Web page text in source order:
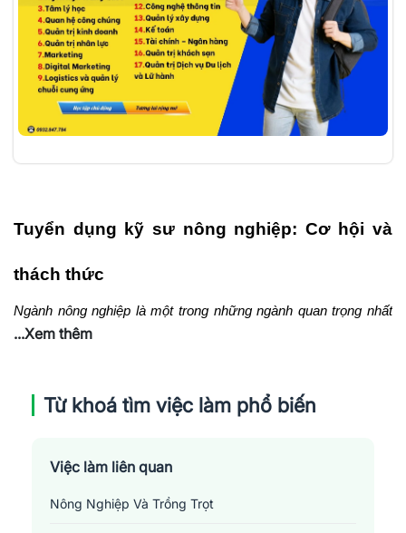
Tuyển dụng kỹ sư nông nghiệp: Cơ hội và
thách thức
Ngành nông nghiệp là một trong những ngành quan trọng nhất
của nền kinh tế Việt Nam, đóng góp đáng kể cho GDP và đảm
nghiệp cần những yếu tố nào? Công ty nông nghiệp tuyển dụng
...Xem thêm
Từ khoá tìm việc làm phổ biến
Việc làm liên quan
Nông Nghiệp Và Trồng Trọt